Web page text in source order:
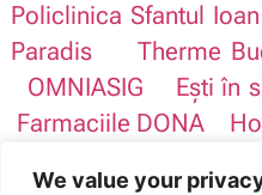
We value your
Policlinica Sfantul Ioan
Paradis
Therme
OMNIASIG
Ești în
Farmaciile DONA